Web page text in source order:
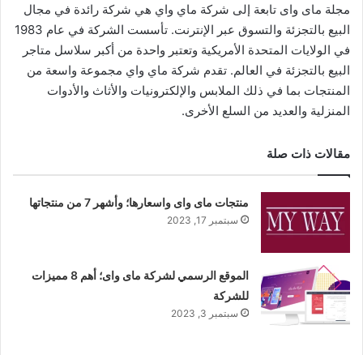
مجلة ماى واى تابعة إلى شركة ماي واي هي شركة رائدة في مجال
البيع بالتجزئة والتسوق عبر الإنترنت. تأسست الشركة في عام 1983
في الولايات المتحدة الأمريكية وتعتبر واحدة من أكبر سلاسل متاجر
البيع بالتجزئة في العالم. تقدم شركة ماي واي مجموعة واسعة من
المنتجات بما في ذلك الملابس والإلكترونيات والأثاث والأدوات
المنزلية والعديد من السلع الأخرى.
مقالات ذات صلة
منتجات ماى واى واسعارها؛ وأشهر 7 من منتجاتها
سبتمبر 17, 2023
الموقع الرسمي لشركة ماى واى؛ أهم 8 مميزات
للشركة
سبتمبر 3, 2023